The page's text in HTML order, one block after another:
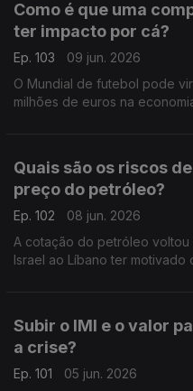
Como é que uma
ter impacto por cá?
Ep. 103
09 jun. 2026
O Mundial de futebol pode
milhões de euros na
Quais são os riscos
preço do petróleo?
Ep. 102
08 jun. 2026
A cotação do petróleo
Israel ao Líbano ter
Subir o IMI e o valor
a crise?
Ep. 101
05 jun. 2026